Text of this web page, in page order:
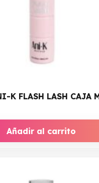
K FLASH LASH CAJA
Añadir al carrito